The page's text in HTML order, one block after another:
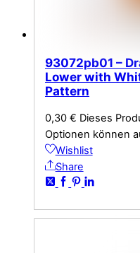
93072pb01 –
Lower with
Pattern
0,30 € Dieses
Optionen können
Wishlist
Share